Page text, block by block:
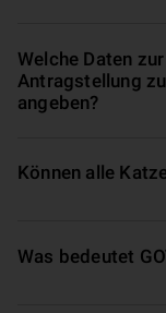
Welche Daten
Antragstellung
angeben?
Können alle
Was bedeutet